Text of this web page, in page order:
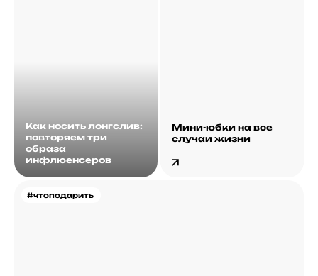
Как носить лонгслив:
повторяем три
образа
инфлюенсеров
#чтоподарить
Мини-юбки на все
случаи жизни